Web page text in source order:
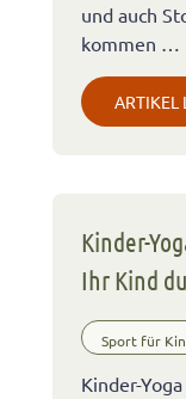
und auch
kommen …
ARTIKEL
Kinder-
Ihr Kind
Sport für
Kinder-